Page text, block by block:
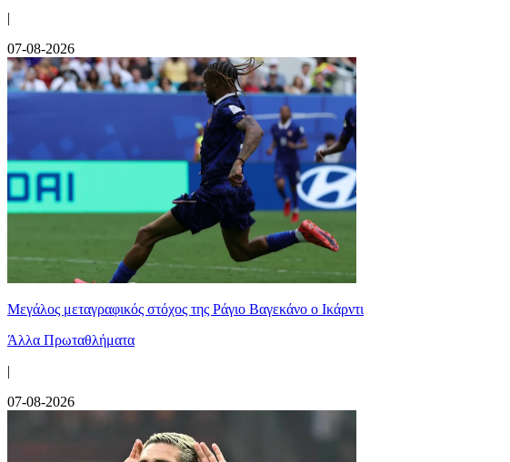
|
07-08-2026
Μεγάλος μεταγραφικός στόχος της Ράγιο Βαγεκάνο ο Ικάρντι
Άλλα Πρωταθλήματα
|
07-08-2026